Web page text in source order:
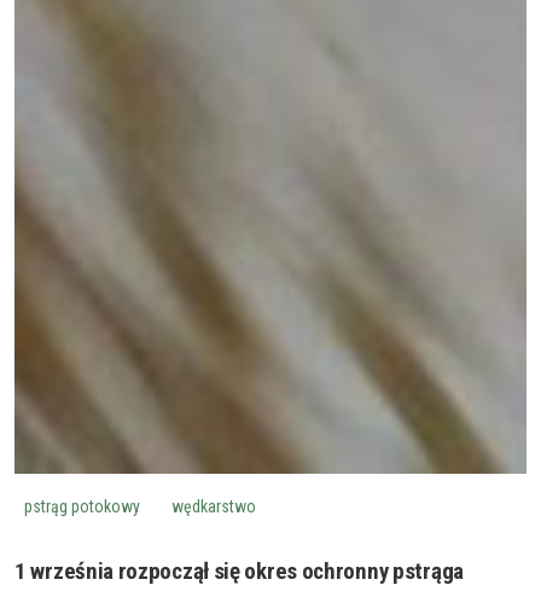
pstrąg potokowy wędkarstwo
1 września rozpoczął się okres ochronny pstrąga